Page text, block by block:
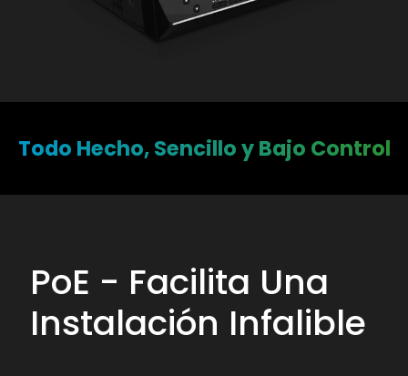
Todo Hecho, Sencillo y Bajo Control
PoE - Facilita Una
Instalación Infalible